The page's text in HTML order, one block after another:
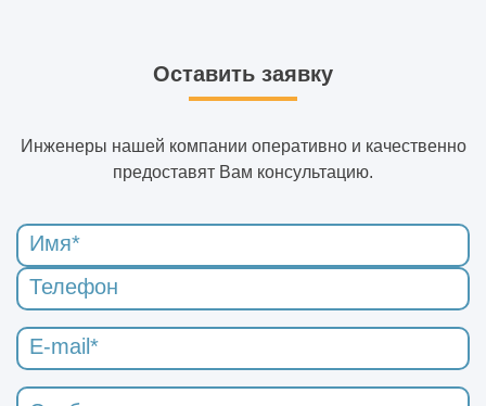
Оставить заявку
Инженеры нашей компании оперативно и качественно
предоставят Вам консультацию.